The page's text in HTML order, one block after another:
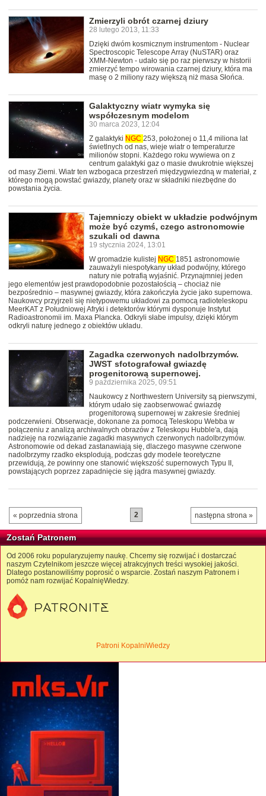
Zmierzyli obrót czarnej dziury
28 lutego 2013, 11:33
Dzięki dwóm kosmicznym instrumentom - Nuclear
Spectroscopic Telescope Array (NuSTAR) oraz
XMM-Newton - udało się po raz pierwszy w historii
zmierzyć tempo wirowania czarnej dziury, która ma
masę o 2 miliony razy większą niż masa Słońca.
Galaktyczny wiatr wymyka się
współczesnym modelom
30 marca 2023, 12:04
Z galaktyki NGC 253, położonej o 11,4 miliona lat
świetlnych od nas, wieje wiatr o temperaturze
milionów stopni. Każdego roku wywiewa on z
centrum galaktyki gaz o masie dwukrotnie większej
od masy Ziemi. Wiatr ten wzbogaca przestrzeń międzygwiezdną w materiał, z
którego mogą powstać gwiazdy, planety oraz w składniki niezbędne do
powstania życia.
Tajemniczy obiekt w układzie podwójnym
może być czymś, czego astronomowie
szukali od dawna
19 stycznia 2024, 13:01
W gromadzie kulistej NGC 1851 astronomowie
zauważyli niespotykany układ podwójny, którego
natury nie potrafią wyjaśnić. Przynajmniej jeden
jego elementów jest prawdopodobnie pozostałością – chociaż nie
bezpośrednio – masywnej gwiazdy, która zakończyła życie jako supernowa.
Naukowcy przyjrzeli się nietypowemu układowi za pomocą radioteleskopu
MeerKAT z Południowej Afryki i detektorów którymi dysponuje Instytut
Radioastronomii im. Maxa Plancka. Odkryli słabe impulsy, dzięki którym
odkryli naturę jednego z obiektów układu.
Zagadka czerwonych nadolbrzymów.
JWST sfotografował gwiazdę
progenitorową supernowej.
9 października 2025, 09:51
Naukowcy z Northwestern University są pierwszymi,
którym udało się zaobserwować gwiazdę
progenitorową supernowej w zakresie średniej
podczerwieni. Obserwacje, dokonane za pomocą Teleskopu Webba w
połączeniu z analizą archiwalnych obrazów z Teleskopu Hubble'a, dają
nadzieję na rozwiązanie zagadki masywnych czerwonych nadolbrzymów.
Astronomowie od dekad zastanawiają się, dlaczego masywne czerwone
nadolbrzymy rzadko eksplodują, podczas gdy modele teoretyczne
przewidują, że powinny one stanowić większość supernowych Typu II,
powstających poprzez zapadnięcie się jądra masywnej gwiazdy.
« poprzednia strona następna strona »
2
Zostań Patronem
Od 2006 roku popularyzujemy naukę. Chcemy się rozwijać i dostarczać
naszym Czytelnikom jeszcze więcej atrakcyjnych treści wysokiej jakości.
Dlatego postanowiliśmy poprosić o wsparcie. Zostań naszym Patronem i
pomóż nam rozwijać KopalnięWiedzy.
Patroni KopalniWiedzy